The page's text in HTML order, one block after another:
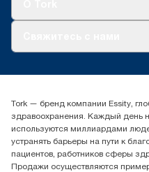
(+7) 777 779 0095
Контакты на рынках
ООО «Эссити»,
Достык, 210, 2 блок, 3
офис №32 050051, г.
Алматы, Казахстан
Tork — бренд компании Essity,
здравоохранения. Каждый день
используются миллиардами
устранять барьеры на пути к
пациентов, работников сферы
Продажи осуществляются